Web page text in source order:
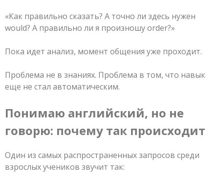
«Как правильно сказать? А точно ли здесь нужен
would? А правильно ли я произношу order?»
Пока идет анализ, момент общения уже проходит.
Проблема не в знаниях. Проблема в том, что навык
еще не стал автоматическим.
Понимаю английский, но не
говорю: почему так происходит
Один из самых распространенных запросов среди
взрослых учеников звучит так: